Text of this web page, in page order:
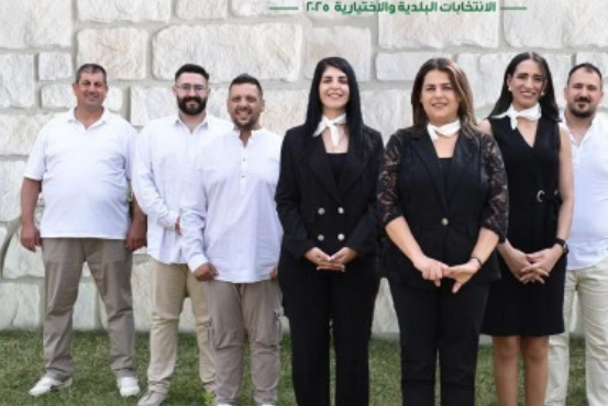
طويل
القلوب والضمائر؟
نادي الأهلي صيدا بإحرازه بطولة لبنان بكرة الطاولة للرجال للعام الرابع على التوالي